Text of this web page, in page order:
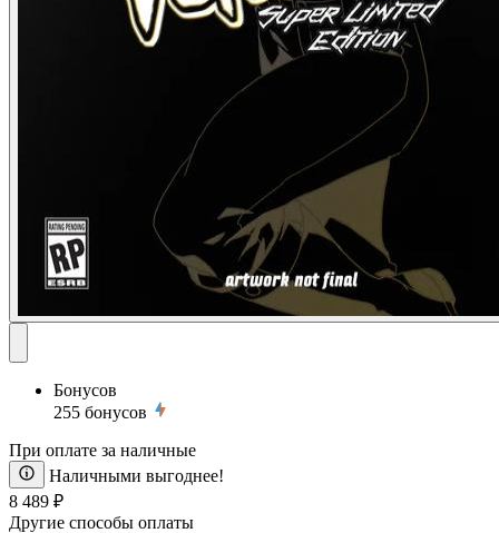
Бонусов
255 бонусов
При оплате за наличные
Наличными выгоднее!
8 489 ₽
Другие способы оплаты